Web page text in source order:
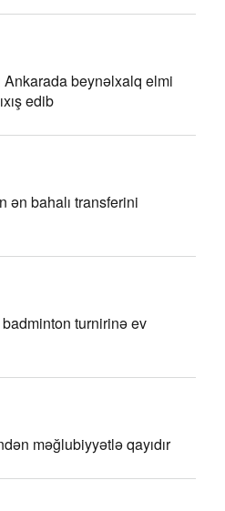
Ankarada beynəlxalq elmi
edib
ən bahalı transferini
badminton turnirinə ev
məğlubiyyətlə qayıdır